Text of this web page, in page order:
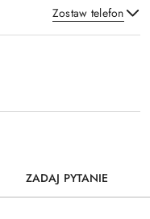
Zostaw telefon
ZADAJ PYTANIE